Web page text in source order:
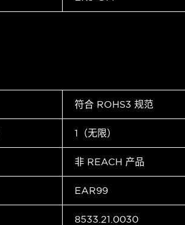
符合 ROHS3 规范
1（无限）
非 REACH 产品
EAR99
8533.21.0030